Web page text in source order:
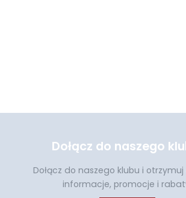
Dołącz do naszego
Dołącz do naszego klubu i
informacje, promocje i